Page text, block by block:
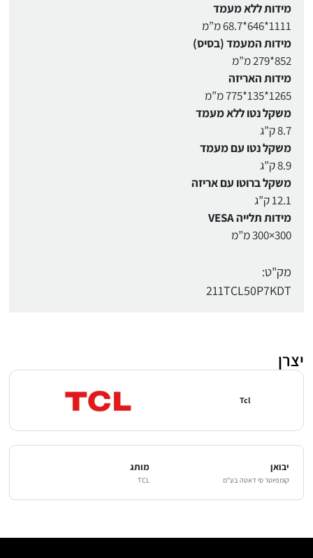
מידות ללא מעמד
1111*646*68.7 מ”מ
מידות המעמד (בסיס)
852*279 מ”מ
מידות האריזה
1265*135*775 מ”מ
משקל נטו ללא מעמד
8.7 ק”ג
משקל נטו עם מעמד
8.9 ק”ג
משקל ברוטו עם אריזה
12.1 ק”ג
מידות תלייה VESA
300×300 מ”מ
מק"ט:
211TCL50P7KDT
יצרן
Tcl
יבואן
קומפיוטר סי דאטה בע"מ
מותג
TCL